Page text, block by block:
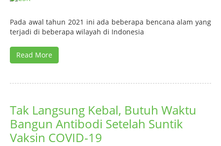
Pada awal tahun 2021 ini ada beberapa bencana alam yang
terjadi di beberapa wilayah di Indonesia
Read More
Tak Langsung Kebal, Butuh Waktu
Bangun Antibodi Setelah Suntik
Vaksin COVID-19